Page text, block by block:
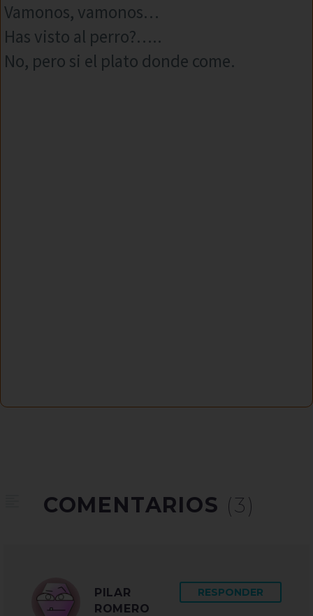
Vamonos, vamonos…
Has visto al perro?…..
No, pero si el plato donde come.
COMENTARIOS (3)
PILAR
ROMERO
RESPONDER